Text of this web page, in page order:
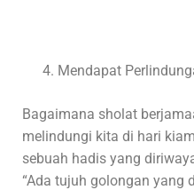
Mendapat
Bagaimana sholat
melindungi kita di hari
sebuah hadis yang
“Ada tujuh golongan yang